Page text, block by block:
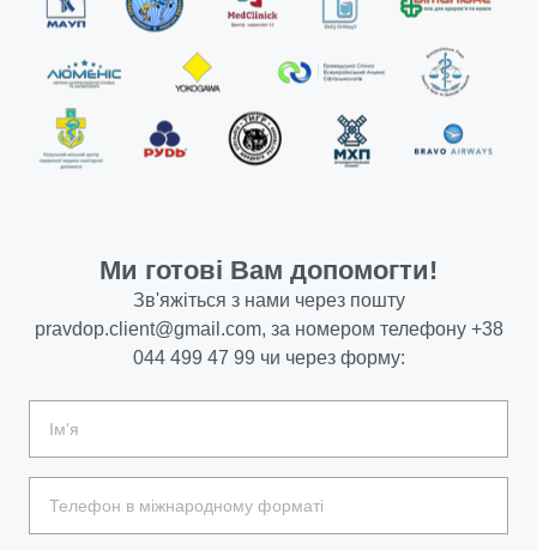
Ми готові Вам допомогти!
Зв'яжіться з нами через пошту
pravdop.client@gmail.com, за номером телефону +38
044 499 47 99 чи через форму: